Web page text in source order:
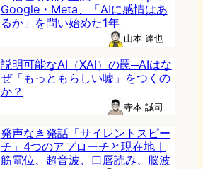
Google・Meta、「AIに感情はあ
るか」を問い始めた1年
山本 達也
説明可能なAI（XAI）の罠─AIはな
ぜ「もっともらしい嘘」をつくの
か？
寺本 誠司
発声なき発話「サイレントスピー
チ」4つのアプローチと現在地｜
筋電位、超音波、口唇読み、脳波